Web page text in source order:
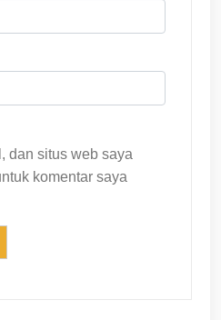
dan situs web saya
komentar saya